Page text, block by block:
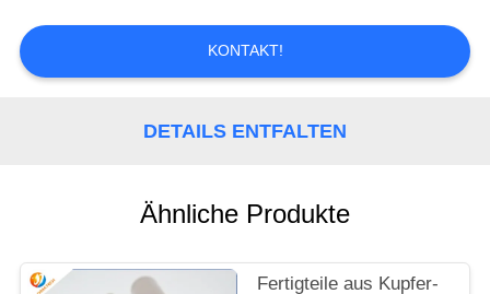
NACHRICHTEN
EIN
KONTAKT!
DETAILS ENTFALTEN
Ähnliche Produkte
Fertigteile aus Kupfer-